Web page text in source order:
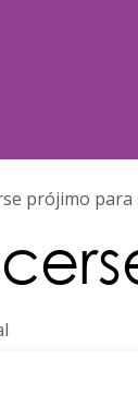
prójimo